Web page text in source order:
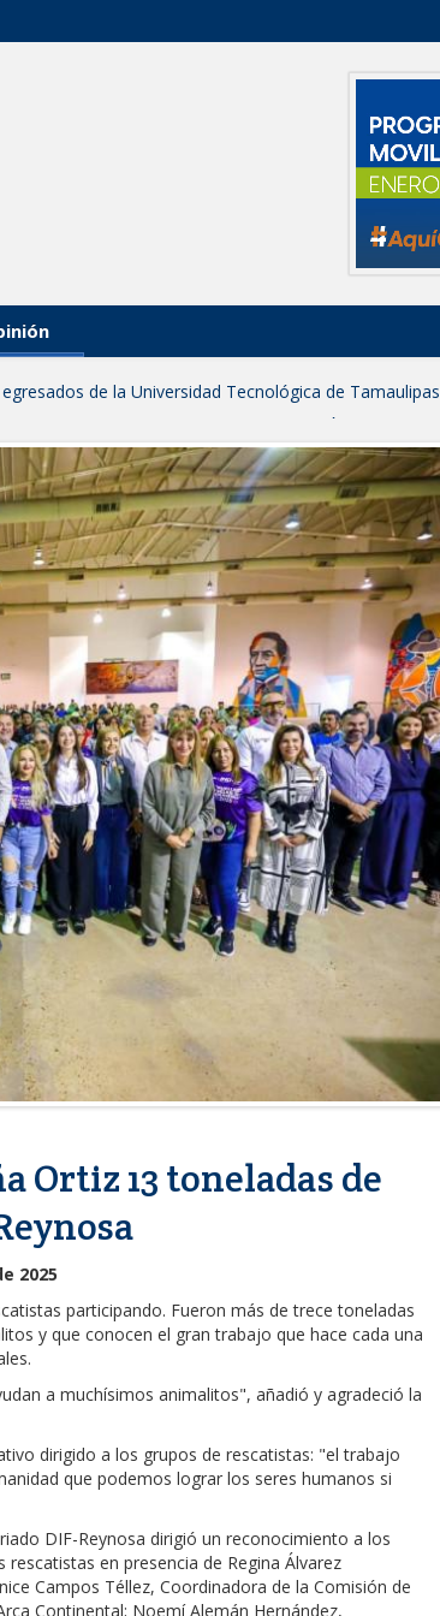
de la Universidad Tecnológica de Tamaulipas
POTABLE
y placas de circulación para personas con
A NUEVO LAREDO COMO REFERENTE DE ENERGÍA
inmediata de servicios municipales ante tormenta
consolidan proyecto “Carne Tam
DE TAMIZAJE AUDITIVO GRATUITO PARA RECIÉN
Luchona", acompañado por la Senadora Maki
en Salud para garantizar un trato digno y
CERQUITA DE TI” A LAS COLONIAS JARDÍN Y
RECIBIDOS A TRAVÉS DEL 073 DURANTE JULIO
del Agua a Valle Soleado
conmemorar el mes de las personas adultas mayores
INSCRIPCIONES PARA EL CICLO AGOSTO-
estudiante de la UAT
con programa Subsidio del Agua
de infraestructura con sentido humanista
A GANADEROS DE NUEVO LAREDO ANTE LA
GANADO
en tres regiones de Tamaulipas
Ortiz 13 toneladas de
2025
participando. Fueron más de trece toneladas
y que conocen el gran trabajo que hace cada una
a muchísimos animalitos", añadió y agradeció la
dirigido a los grupos de rescatistas: "el trabajo
que podemos lograr los seres humanos si
DIF-Reynosa dirigió un reconocimiento a los
rescatistas en presencia de Regina Álvarez
Campos Téllez, Coordinadora de la Comisión de
Continental; Noemí Alemán Hernández,